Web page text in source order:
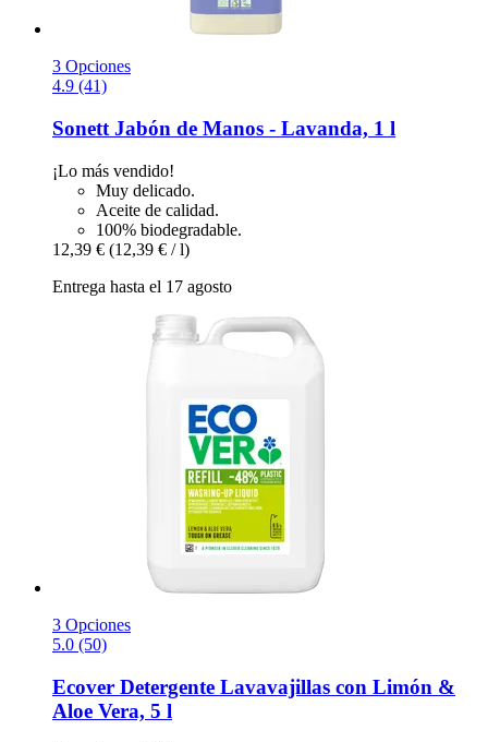
3 Opciones
4.9 (41)
SonettJabón de Manos -​ Lavanda, 1 l
¡Lo más vendido!
Muy delicado.
Aceite de calidad.
100% biodegradable.
12,39 € (12,39 € / l)
Entrega hasta el 17 agosto
3 Opciones
5.0 (50)
Ecover Detergente Lavavajillas con Limón &
Aloe Vera, 5 l